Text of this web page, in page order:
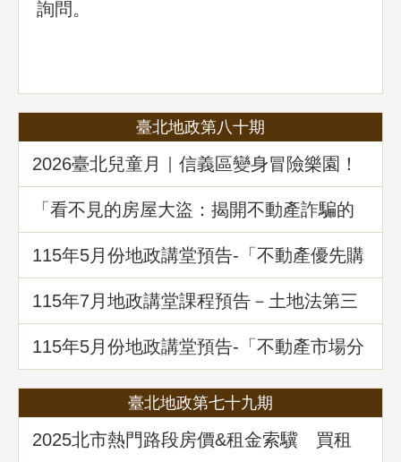
詢問。
臺北地政第八十期
2026臺北兒童月｜信義區變身冒險樂園！
地政局邀你解鎖《Once in Taipei》拿好禮
「看不見的房屋大盜：揭開不動產詐騙的
五大陰謀」地政講堂回顧
115年5月份地政講堂預告-「不動產優先購
買權實務暨相關問題解析」
115年7月地政講堂課程預告－土地法第三
十四條之一多數決處分共有土地爭議問題
解析
115年5月份地政講堂預告-「不動產市場分
析、趨勢展望及政府治理之道」
臺北地政第七十九期
2025北市熱門路段房價&租金索驥 買租